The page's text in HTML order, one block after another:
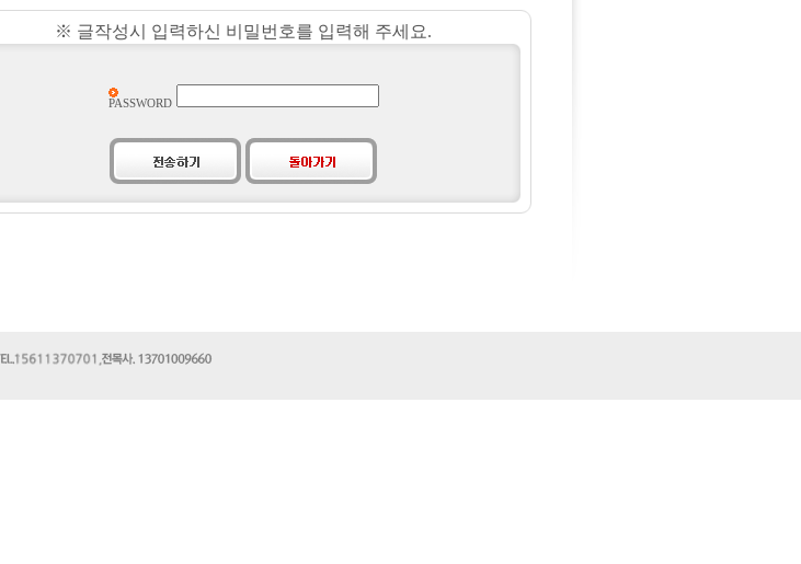
※ 글작성시 입력하신 비밀번호를 입력해 주세요.
PASSWORD